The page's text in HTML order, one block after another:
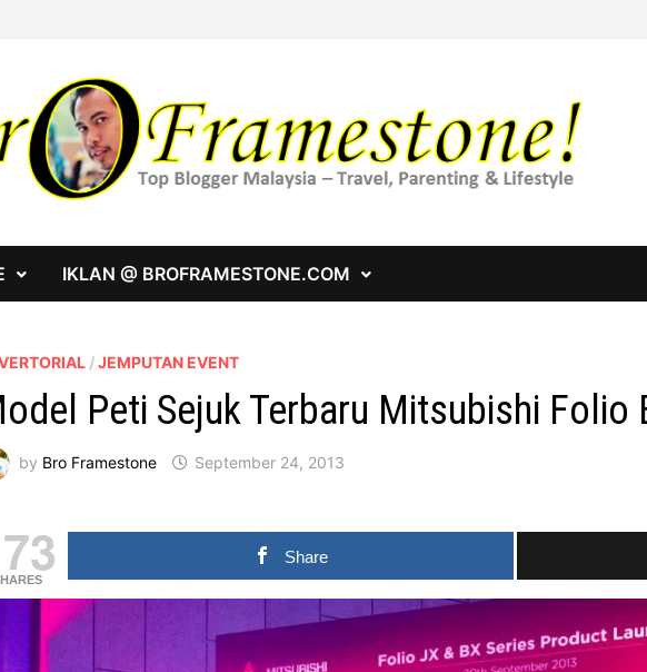
IKLAN @ BROFRAMESTONE.COM
/JEMPUTAN EVENT
Peti Sejuk Terbaru Mitsubishi Folio
by Bro Framestone September 24, 2013
Share